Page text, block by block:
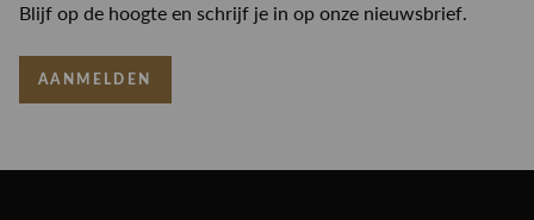
Blijf op de hoogte en schrijf je in op onze nieuwsbrief.
AANMELDEN